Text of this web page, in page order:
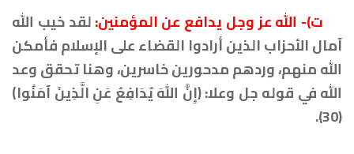
ت)- الله عز وجل يدافع عن المؤمنين:لقد خيب الله
آمال الأحزاب الذين أرادوا القضاء على الإسلام فأمكن
الله منهم، وردهم مدحورين خاسرين، وهنا تحقق وعد
الله في قوله جل وعلا: ﴿إِنَّ اللهَ يُدَافِعُ عَنِ الَّذِينَ آمَنُوا﴾
(30).